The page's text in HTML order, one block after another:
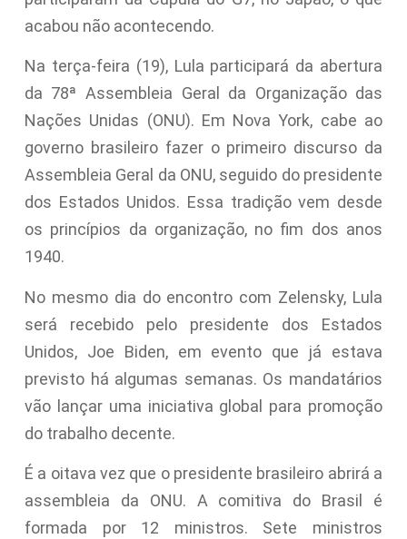
acabou não acontecendo.
Na terça-feira (19), Lula participará da abertura
da 78ª Assembleia Geral da Organização das
Nações Unidas (ONU). Em Nova York, cabe ao
governo brasileiro fazer o primeiro discurso da
Assembleia Geral da ONU, seguido do presidente
dos Estados Unidos. Essa tradição vem desde
os princípios da organização, no fim dos anos
1940.
No mesmo dia do encontro com Zelensky, Lula
será recebido pelo presidente dos Estados
Unidos, Joe Biden, em evento que já estava
previsto há algumas semanas. Os mandatários
vão lançar uma iniciativa global para promoção
do trabalho decente.
É a oitava vez que o presidente brasileiro abrirá a
assembleia da ONU. A comitiva do Brasil é
formada por 12 ministros. Sete ministros